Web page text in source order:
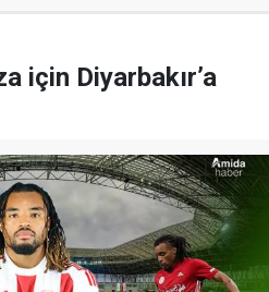
için Diyarbakır’a